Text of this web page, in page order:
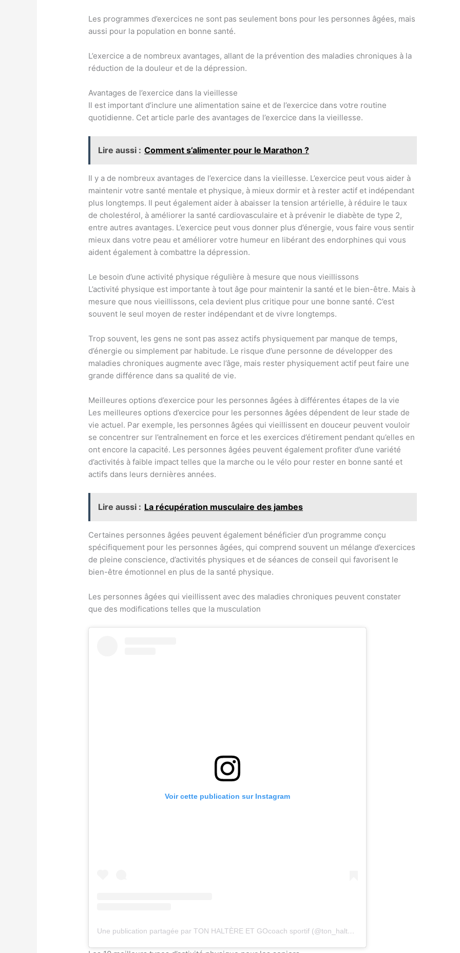
Les programmes d’exercices ne sont pas seulement bons pour les personnes âgées, mais
aussi pour la population en bonne santé.
L’exercice a de nombreux avantages, allant de la prévention des maladies chroniques à la
réduction de la douleur et de la dépression.
Avantages de l’exercice dans la vieillesse
Il est important d’inclure une alimentation saine et de l’exercice dans votre routine
quotidienne. Cet article parle des avantages de l’exercice dans la vieillesse.
Lire aussi : Comment s’alimenter pour le Marathon ?
Il y a de nombreux avantages de l’exercice dans la vieillesse. L’exercice peut vous aider à
maintenir votre santé mentale et physique, à mieux dormir et à rester actif et indépendant
plus longtemps. Il peut également aider à abaisser la tension artérielle, à réduire le taux
de cholestérol, à améliorer la santé cardiovasculaire et à prévenir le diabète de type 2,
entre autres avantages. L’exercice peut vous donner plus d’énergie, vous faire vous sentir
mieux dans votre peau et améliorer votre humeur en libérant des endorphines qui vous
aident également à combattre la dépression.
Le besoin d’une activité physique régulière à mesure que nous vieillissons
L’activité physique est importante à tout âge pour maintenir la santé et le bien-être. Mais à
mesure que nous vieillissons, cela devient plus critique pour une bonne santé. C’est
souvent le seul moyen de rester indépendant et de vivre longtemps.
Trop souvent, les gens ne sont pas assez actifs physiquement par manque de temps,
d’énergie ou simplement par habitude. Le risque d’une personne de développer des
maladies chroniques augmente avec l’âge, mais rester physiquement actif peut faire une
grande différence dans sa qualité de vie.
Meilleures options d’exercice pour les personnes âgées à différentes étapes de la vie
Les meilleures options d’exercice pour les personnes âgées dépendent de leur stade de
vie actuel. Par exemple, les personnes âgées qui vieillissent en douceur peuvent vouloir
se concentrer sur l’entraînement en force et les exercices d’étirement pendant qu’elles en
ont encore la capacité. Les personnes âgées peuvent également profiter d’une variété
d’activités à faible impact telles que la marche ou le vélo pour rester en bonne santé et
actifs dans leurs dernières années.
Lire aussi : La récupération musculaire des jambes
Certaines personnes âgées peuvent également bénéficier d’un programme conçu
spécifiquement pour les personnes âgées, qui comprend souvent un mélange d’exercices
de pleine conscience, d’activités physiques et de séances de conseil qui favorisent le
bien-être émotionnel en plus de la santé physique.
Les personnes âgées qui vieillissent avec des maladies chroniques peuvent constater
que des modifications telles que la musculation
Voir cette publication sur Instagram
Une publication partagée par TON HALTÈRE ET GOcoach sportif (@ton_haltere_et_go)